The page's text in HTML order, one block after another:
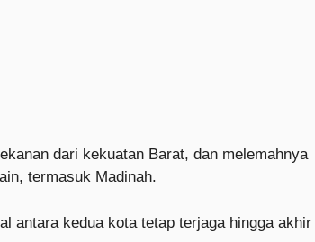
dari kekuatan Barat, dan melemahnya
termasuk Madinah.
antara kedua kota tetap terjaga hingga akhir